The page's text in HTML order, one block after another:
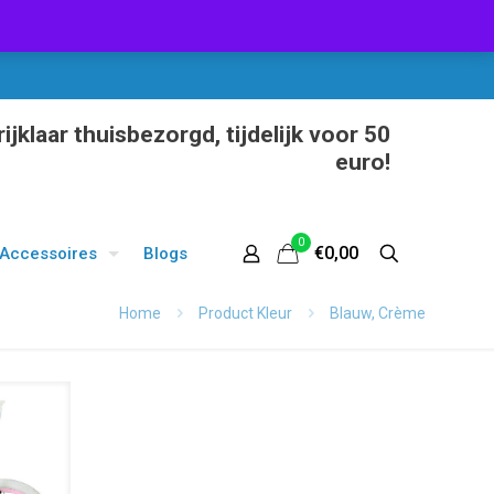
Accessoires Blogs
thuisbezorgd, tijdelijk voor 50
euro!
0
€0,00
Home Product Kleur Blauw, Crème